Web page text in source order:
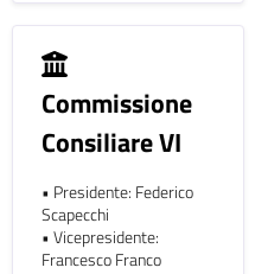
Commissione
Consiliare VI
• Presidente: Federico
Scapecchi
• Vicepresidente:
Francesco Franco